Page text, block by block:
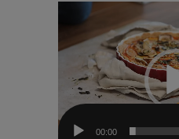
Video-
00:00